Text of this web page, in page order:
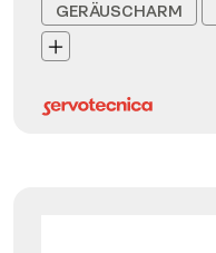
GERÄUSCHARM